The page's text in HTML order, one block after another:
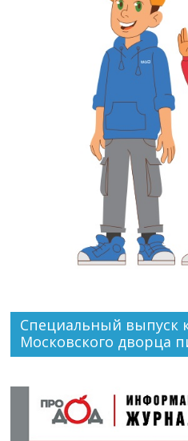
Специальный выпуск
Московского дворца